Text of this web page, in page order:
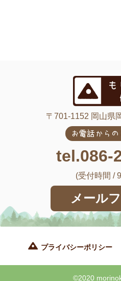
〒701-1152 岡山県
お電話から
tel.086-
(受付時間 /
メール
プライバシーポリシー
©2020